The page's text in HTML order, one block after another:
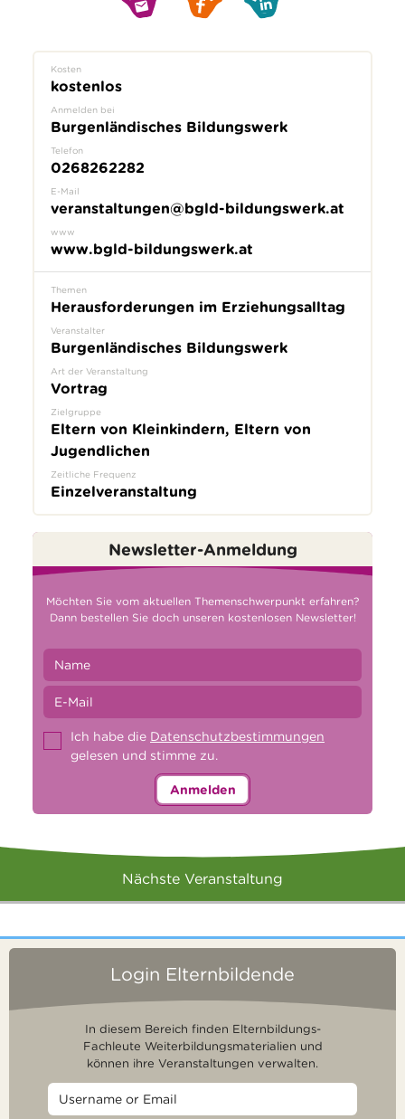
Kosten
kostenlos
Anmelden bei
Burgenländisches Bildungswerk
Telefon
0268262282
E-Mail
veranstaltungen@bgld-bildungswerk.at
www
www.bgld-bildungswerk.at
Themen
Herausforderungen im Erziehungsalltag
Veranstalter
Burgenländisches Bildungswerk
Art der Veranstaltung
Vortrag
Zielgruppe
Eltern von Kleinkindern, Eltern von
Jugendlichen
Zeitliche Frequenz
Einzelveranstaltung
Newsletter-Anmeldung
Möchten Sie vom aktuellen Themenschwerpunkt erfahren?
Dann bestellen Sie doch unseren kostenlosen Newsletter!
Ich habe die Datenschutzbestimmungen
gelesen und stimme zu.
Anmelden
Nächste Veranstaltung
Login Elternbildende
In diesem Bereich finden Elternbildungs-
Fachleute Weiterbildungsmaterialien und
können ihre Veranstaltungen verwalten.